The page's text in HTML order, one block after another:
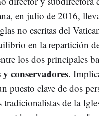
en julio de 2016,
no escritas del
en la repartición
los dos principales
y conservadores.
puesto clave de dos
tradicionalistas de la